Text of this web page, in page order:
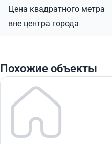
Цена квадратного метра
вне центра города
Похожие объекты